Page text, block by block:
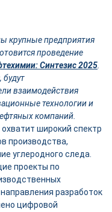
крупные предприятия
проведение
Синтезис 2025
будут
взаимодействия
технологии и
компаний.
широкий спектр
производства,
углеродного следа.
проекты по
разработок
цифровой